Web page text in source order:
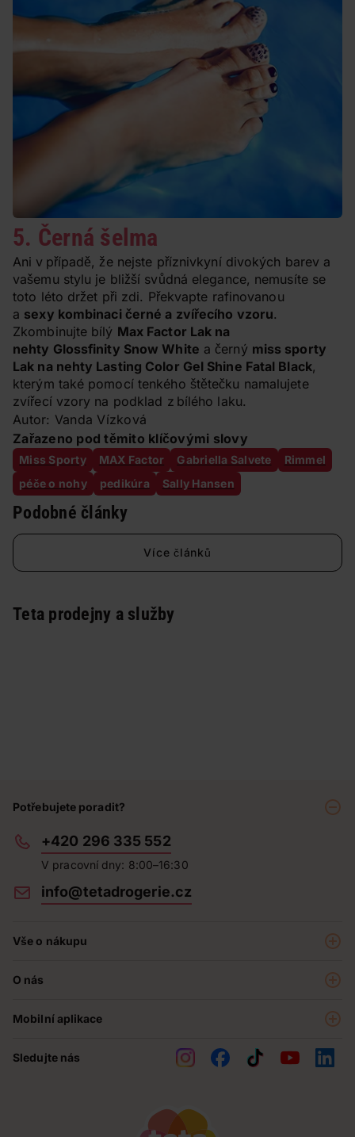
5. Černá šelma
Ani v případě, že nejste příznivkyní divokých barev a
vašemu stylu je bližší svůdná elegance, nemusíte se
toto léto držet při zdi. Překvapte rafinovanou
a sexy kombinaci černé a zvířecího vzoru.
Zkombinujte bílý Max Factor Lak na
nehty Glossfinity Snow White a černý miss sporty
Lak na nehty Lasting Color Gel Shine Fatal Black,
kterým také pomocí tenkého štětečku namalujete
zvířecí vzory na podklad z bílého laku.
Autor: Vanda Vízková
Zařazeno pod těmito klíčovými slovy
Miss Sporty MAX Factor Gabriella Salvete
Rimmel
péče o nohy
pedikúra Sally Hansen
Podobné články
Více článků
Teta prodejny a služby
Potřebujete poradit?
+420 296 335 552
V pracovní dny: 8:00–16:30
info@tetadrogerie.cz
Vše o nákupu
Prodejny
Obchodní podmínky
O nás
Teta pomáhá
Mobilní aplikace
Sledujte nás